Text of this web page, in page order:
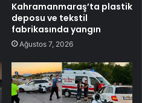
Kahramanmaraş’ta plastik
deposu ve tekstil
fabrikasında yangın
Ağustos 7, 2026